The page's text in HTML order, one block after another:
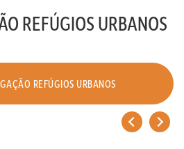
REFÚGIOS URBANOS
REFÚGIOS URBANOS
< >